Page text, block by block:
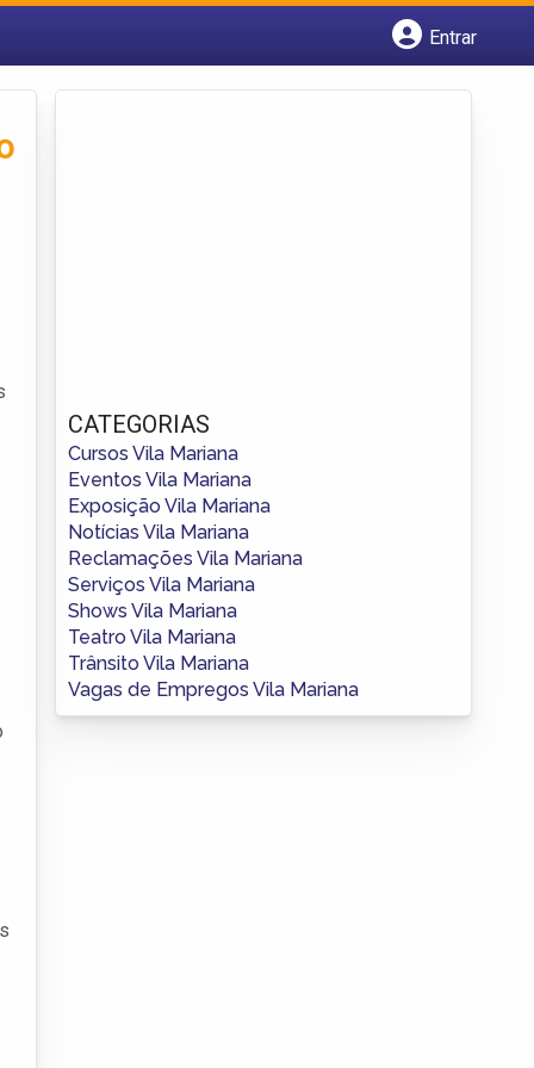
Entrar
CATEGORIAS
Cursos Vila Mariana
Eventos Vila Mariana
Exposição Vila Mariana
Notícias Vila Mariana
Reclamações Vila Mariana
Serviços Vila Mariana
Shows Vila Mariana
Teatro Vila Mariana
Trânsito Vila Mariana
Vagas de Empregos Vila Mariana